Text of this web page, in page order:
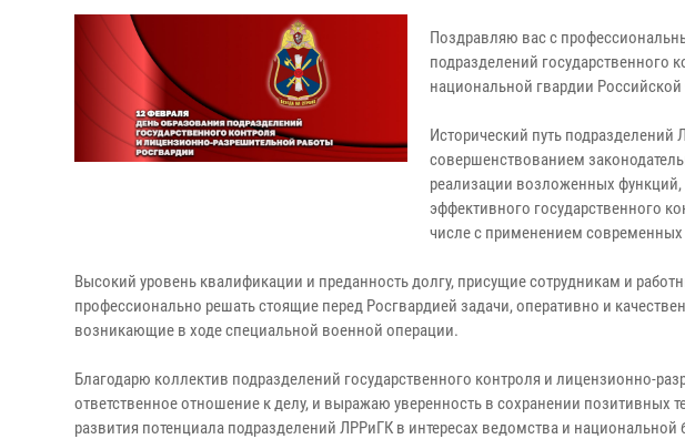
Поздравляю вас с
подразделений государственного
национальной гвардии
Исторический путь
совершенствованием
реализации возложенных
эффективного государственного
числе с применением современных
Высокий уровень квалификации и преданность долгу, присущие сотрудникам и
профессионально решать стоящие перед Росгвардией задачи, оперативно и
возникающие в ходе специальной военной операции.
Благодарю коллектив подразделений государственного контроля и лицензионно-
ответственное отношение к делу, и выражаю уверенность в сохранении позитивных
развития потенциала подразделений ЛРРиГК в интересах ведомства и национальной